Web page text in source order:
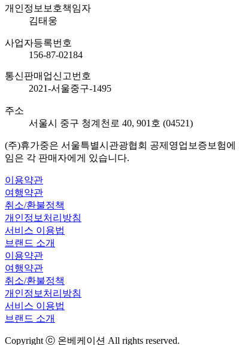
개인정보보호책임자
김태웅
사업자등록번호
156-87-02184
통신판매업신고번호
2021-서울중구-1495
주소
서울시 중구 청계천로 40, 901호 (04521)
(주)휴가중은 서울특별시관광협회 공제영업보증보험
임은 각 판매자에게 있습니다.
이용약관
여행약관
취소/환불정책
개인정보처리방침
서비스 이용법
브랜드 소개
이용약관
여행약관
취소/환불정책
개인정보처리방침
서비스 이용법
브랜드 소개
Copyright ⓒ 온베케이션 All rights reserved.